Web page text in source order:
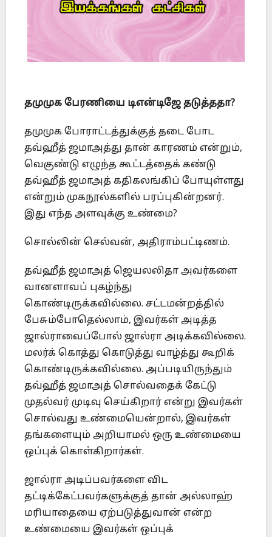
தமுமுக பேரணியை டிஎன்டிஜே தடுத்ததா?
தமுமுக போராட்டத்துக்குத் தடை போட
தவ்ஹீத் ஜமாஅத்து தான் காரணம் என்றும்,
வெகுண்டு எழுந்த கூட்டத்தைக் கண்டு
தவ்ஹீத் ஜமாஅத் கதிகலங்கிப் போயுள்ளது
என்றும் முகநூல்களில் பரப்புகின்றனர்.
இது எந்த அளவுக்கு உண்மை?
சொல்லின் செல்வன், அதிராம்பட்டிணம்.
தவ்ஹீத் ஜமாஅத் ஜெயலலிதா அவர்களை
வானளாவப் புகழ்ந்து
கொண்டிருக்கவில்லை. சட்டமன்றத்தில்
பேசும்போதெல்லாம், இவர்கள் அடித்த
ஜால்ராவைப்போல் ஜால்ரா அடிக்கவில்லை.
மலர்க் கொத்து கொடுத்து வாழ்த்து கூறிக்
கொண்டிருக்கவில்லை. அப்படியிருந்தும்
தவ்ஹீத் ஜமாஅத் சொல்வதைக் கேட்டு
முதல்வர் முடிவு செய்கிறார் என்று இவர்கள்
சொல்வது உண்மையென்றால், இவர்கள்
தங்களையும் அறியாமல் ஒரு உண்மையை
ஒப்புக் கொள்கிறார்கள்.
ஜால்ரா அடிப்பவர்களை விட
தட்டிக்கேட்பவர்களுக்குத் தான் அல்லாஹ்
மரியாதையை ஏற்படுத்துவான் என்ற
உண்மையை இவர்கள் ஒப்புக்